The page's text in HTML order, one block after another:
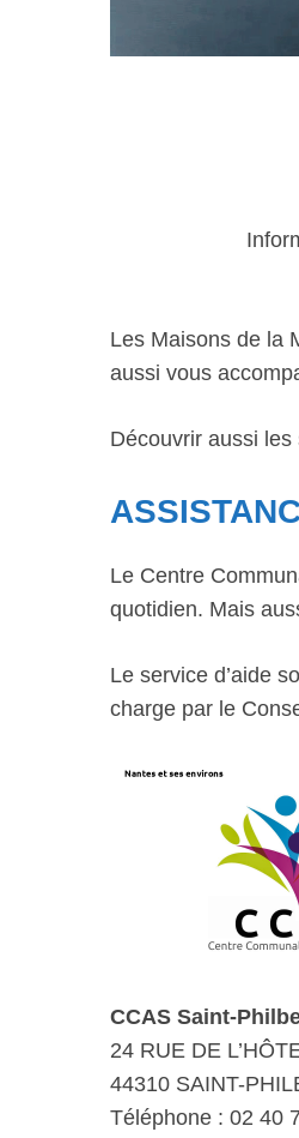
Les Maisons de la
aussi vous
Découvrir aussi les
Le Centre
quotidien. Mais
Le service d’aide
charge par le
CCAS Saint-
24 RUE DE
44310 SAINT-
Téléphone : 02 40